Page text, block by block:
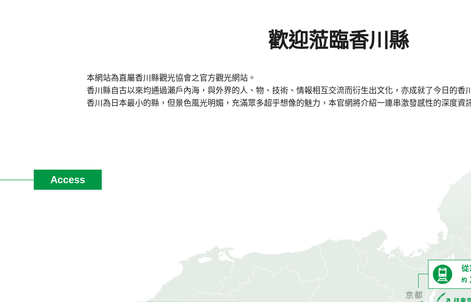
歡迎蒞臨香川縣
本網站為直屬香川縣觀光協會之官方觀光網站。
香川縣自古以來均通過瀨戶內海，與外界的人、物、技術、情報相互交流而衍生出文化，亦成就了今日的香
香川為日本最小的縣，但景色風光明媚，充滿眾多超乎想像的魅力，本官網將介紹一連串激發感性的深度資
Access